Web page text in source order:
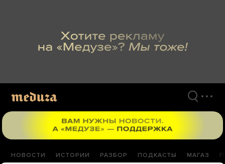
НОВОСТИ ИСТОРИИ РАЗБОР ПОДКАСТЫ МАГАЗ